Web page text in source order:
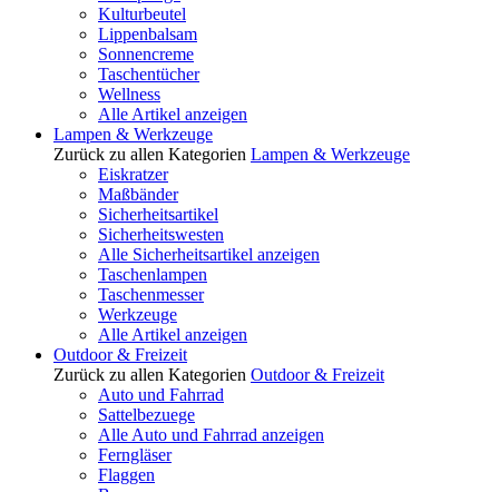
Kulturbeutel
Lippenbalsam
Sonnencreme
Taschentücher
Wellness
Alle Artikel anzeigen
Lampen & Werkzeuge
Zurück zu allen Kategorien Lampen & Werkzeuge
Eiskratzer
Maßbänder
Sicherheitsartikel
Sicherheitswesten
Alle Sicherheitsartikel anzeigen
Taschenlampen
Taschenmesser
Werkzeuge
Alle Artikel anzeigen
Outdoor & Freizeit
Zurück zu allen Kategorien Outdoor & Freizeit
Auto und Fahrrad
Sattelbezuege
Alle Auto und Fahrrad anzeigen
Ferngläser
Flaggen